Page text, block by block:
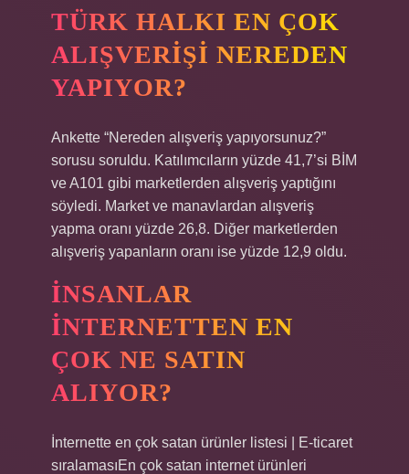
TÜRK HALKI EN ÇOK
ALIŞVERIŞI NEREDEN
YAPIYOR?
Ankette “Nereden alışveriş yapıyorsunuz?”
sorusu soruldu. Katılımcıların yüzde 41,7’si BİM
ve A101 gibi marketlerden alışveriş yaptığını
söyledi. Market ve manavlardan alışveriş
yapma oranı yüzde 26,8. Diğer marketlerden
alışveriş yapanların oranı ise yüzde 12,9 oldu.
İNSANLAR
INTERNETTEN EN
ÇOK NE SATIN
ALIYOR?
İnternette en çok satan ürünler listesi | E-ticaret
sıralamasıEn çok satan internet ürünleri